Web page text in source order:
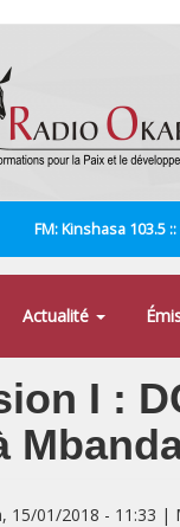
FM: Kinshasa 103.5
Actualité
I :
15/01/2018 - 11:33 |